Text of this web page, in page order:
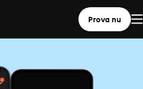
Prova nu